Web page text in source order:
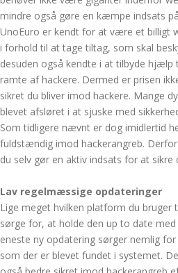
mindre også gøre en kæmpe indsats
UnoEuro er kendt for at være et billigt
i forhold til at tage tiltag, som skal
desuden også kendte i at tilbyde
ramte af hackere. Dermed er prisen
sikret du bliver imod hackere. Mange
blevet afsløret i at sjuske med
Som tidligere nævnt er dog imidlertid
fuldstændig imod hackerangreb.
du selv gør en aktiv indsats for at sikre
Lav regelmæssige opdateringer
Lige meget hvilken platform du bruger
sørge for, at holde den up to date
eneste ny opdatering sørger nemlig
som der er blevet fundet i systemet.